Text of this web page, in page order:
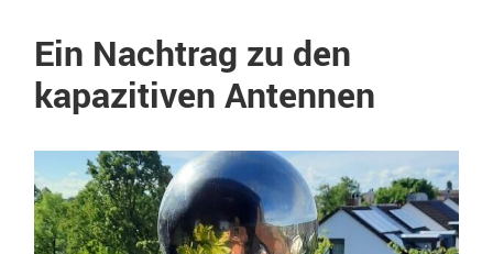
Ein Nachtrag zu den
kapazitiven Antennen